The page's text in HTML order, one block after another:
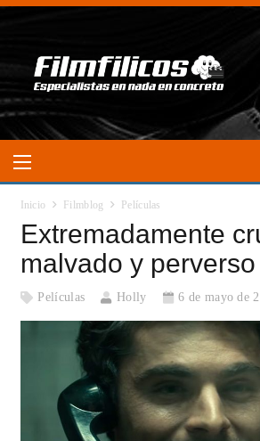
Inicio Filmblog Películas
Extremadamente
malvado y perverso
Películas Holly 6 de mayo de